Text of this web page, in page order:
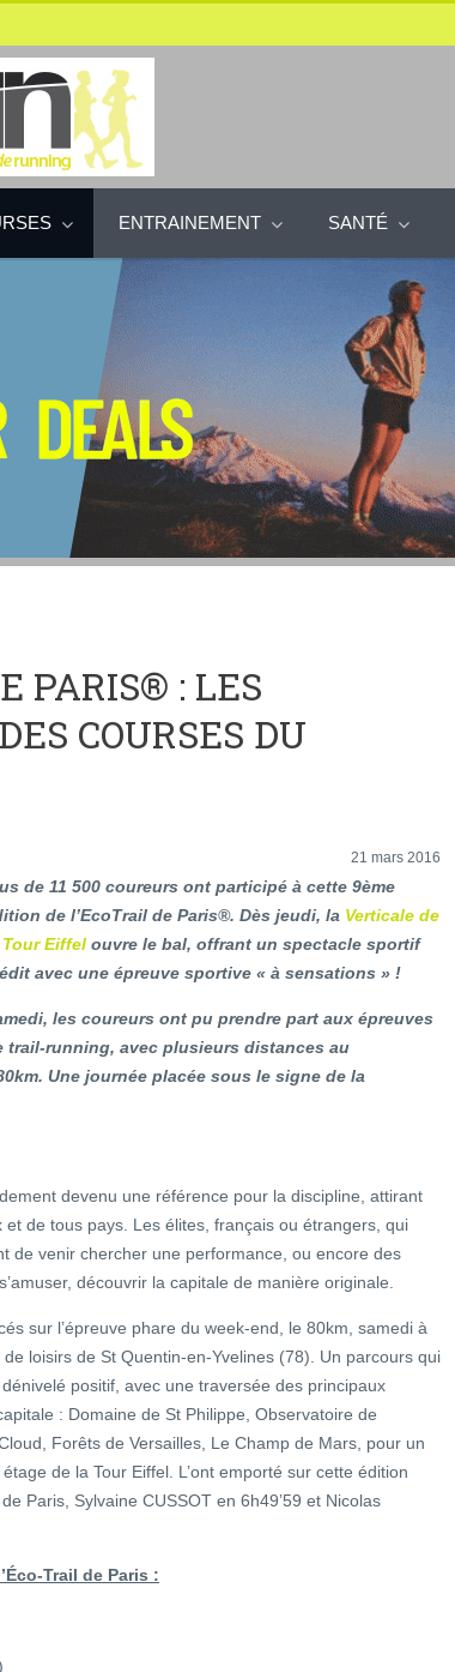
ENTRAINEMENT SANTÉ
PARIS® : LES
COURSES DU
21 mars 2016
de 11 500 coureurs ont participé à cette 9ème
de l’EcoTrail de Paris®. Dès jeudi, la Verticale de
Eiffel ouvre le bal, offrant un spectacle sportif
avec une épreuve sportive « à sensations » !
les coureurs ont pu prendre part aux épreuves
trail-running, avec plusieurs distances au
Une journée placée sous le signe de la
devenu une référence pour la discipline, attirant
de tous pays. Les élites, français ou étrangers, qui
de venir chercher une performance, ou encore des
découvrir la capitale de manière originale.
sur l’épreuve phare du week-end, le 80km, samedi à
loisirs de St Quentin-en-Yvelines (78). Un parcours qui
positif, avec une traversée des principaux
: Domaine de St Philippe, Observatoire de
Forêts de Versailles, Le Champ de Mars, pour un
de la Tour Eiffel. L’ont emporté sur cette édition
Paris, Sylvaine CUSSOT en 6h49’59 et Nicolas
Trail de Paris :